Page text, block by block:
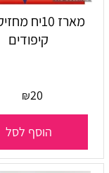
מארז 10יח
קיפודים
₪20
הוסף לסל